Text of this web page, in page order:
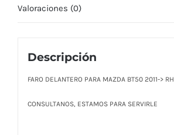
Valoraciones (0)
Descripción
FARO DELANTERO PARA MAZDA BT50 2011-> RH
CONSULTANOS, ESTAMOS PARA SERVIRLE